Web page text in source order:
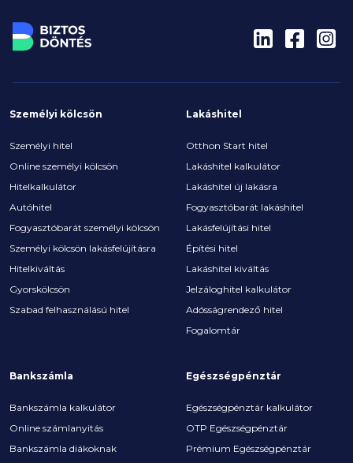
Személyi kölcsön
Személyi hitel
Online személyi kölcsön
Hitelkalkulátor
Autóhitel
Fogyasztóbarát személyi kölcsön
Személyi kölcsön lakásfelújításra
Hitelkiváltás
Gyorskölcsön
Szabad felhasználású hitel
Lakáshitel
Otthon Start hitel
Lakáshitel kalkulátor
Lakáshitel új lakásra
Fogyasztóbarát lakáshitel
Lakásfelújítási hitel
Építési hitel
Lakáshitel kiváltás
Jelzáloghitel kalkulátor
Adósságrendező hitel
Fogalomtár
Bankszámla
Bankszámla kalkulátor
Online számlanyitás
Bankszámla diákoknak
Egészségpénztár
Egészségpénztár kalkulátor
OTP Egészségpénztár
Prémium Egészségpénztár